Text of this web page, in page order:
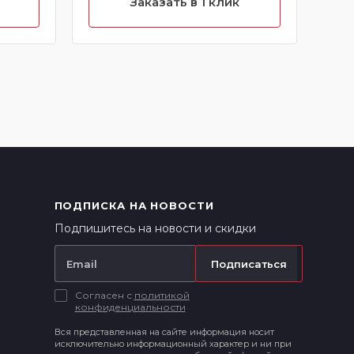
ПОДПИСКА НА НОВОСТИ
Подпишитесь на новости и скидки
Подписаться
Согласен с политикой
конфиденциальности
Вся представленная на сайте информация носит
исключительно информационный характер и ни при